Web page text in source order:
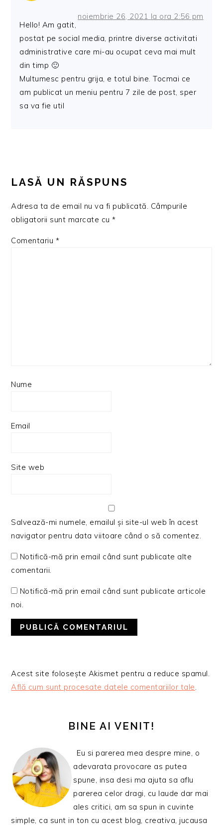
noiembrie 26, 2021 la ora 2:56 pm
Hello! Am gatit,
postat pe social media, printre diverse activitati
administrative care mi-au ocupat ceva mai mult
din timp 🙂
Multumesc pentru grija, e totul bine. Tocmai ce
am publicat un meniu pentru 7 zile de post, sper
sa va fie util
LASĂ UN RĂSPUNS
Adresa ta de email nu va fi publicată. Câmpurile
obligatorii sunt marcate cu*
Comentariu *
Nume
Email
Site web
Salvează-mi numele, emailul și site-ul web în acest
navigator pentru data viitoare când o să comentez.
Notifică-mă prin email când sunt publicate alte
comentarii.
Notifică-mă prin email când sunt publicate articole
noi.
Acest site folosește Akismet pentru a reduce spamul.
Află cum sunt procesate datele comentariilor tale.
PRINCIPALĂBINE AI VENIT!
Eu si parerea mea despre mine, o
adevarata provocare as putea
spune, insa desi ma ajuta sa aflu
parerea celor dragi, cu laude dar mai
ales critici, am sa spun in cuvinte
simple, ca sunt in ton cu acest blog, creativa, jucausa